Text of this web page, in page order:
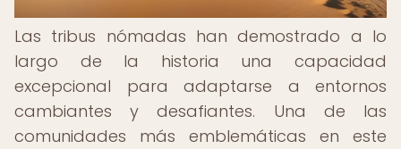
Las tribus nómadas han demostrado a lo
largo de la historia una capacidad
excepcional para adaptarse a entornos
cambiantes y desafiantes. Una de las
comunidades más emblemáticas en este